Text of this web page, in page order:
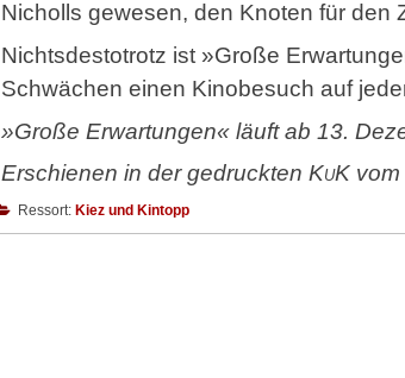
Nicholls gewesen, den Knoten für den
Nichtsdestotrotz ist »Große
Schwächen einen Kinobesuch auf
»Große Erwartungen« läuft ab 13.
Erschienen in der gedruckten KuKvom
Ressort: Kiez und Kintopp